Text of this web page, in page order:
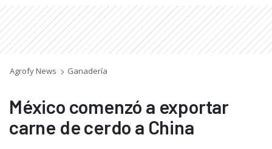
Agrofy News Ganadería
México comenzó a exportar
carne de cerdo a China